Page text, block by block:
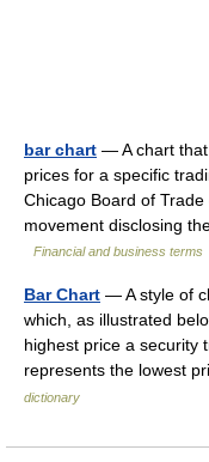
bar chart — A chart
prices for a specific
Chicago Board of
movement disclosing
Financial and business terms
Bar Chart — A style of
which, as illustrated
highest price a security
represents the lowest
dictionary